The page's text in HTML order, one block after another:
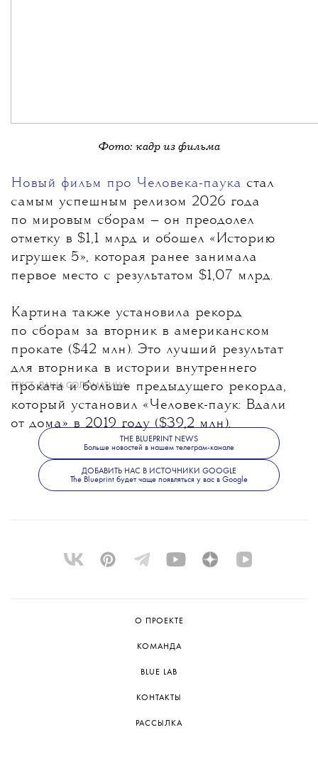
Фото: кадр из фильма
Новый фильм про Человека-паука стал
самым успешным релизом 2026 года
по мировым сборам — он преодолел
отметку в $1,1 млрд и обошел «Историю
игрушек 5», которая ранее занимала
первое место с результатом $1,07 млрд.
Картина также установила рекорд
по сборам за вторник в американском
прокате ($42 млн). Это лучший результат
для вторника в истории внутреннего
проката и больше предыдущего рекорда,
который установил «Человек-паук: Вдали
от дома» в 2019 году ($39,2 млн).
ТЕКСТ:ДАША СОЛОМАТИНА
THE BLUEPRINT NEWS
Больше новостей в нашем телеграм-канале
ДОБАВИТЬ НАС В ИСТОЧНИКИ GOOGLE
The Blueprint будет чаще появляться у вас в Google
О ПРОЕКТЕ
КОМАНДА
BLUE LAB
КОНТАКТЫ
РАССЫЛКА